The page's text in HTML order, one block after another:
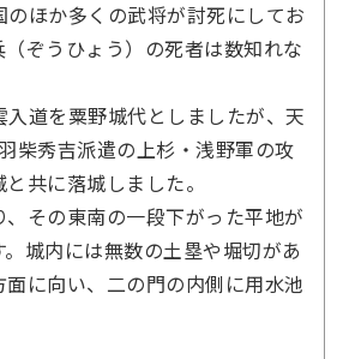
ほか多くの武将が討死にしてお
（ぞうひょう）の死者は数知れな
道を粟野城代としましたが、天
柴秀吉派遣の上杉・浅野軍の攻
共に落城しました。
その東南の一段下がった平地が
城内には無数の土塁や堀切があ
面に向い、二の門の内側に用水池